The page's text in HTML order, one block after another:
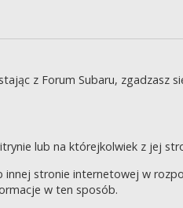
z Forum Subaru, zgadzasz
lub na którejkolwiek z jej
stronie internetowej w
w ten sposób.